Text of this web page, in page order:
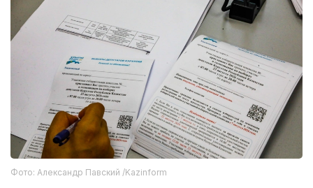
Фото: Александр Павский /Kazinform